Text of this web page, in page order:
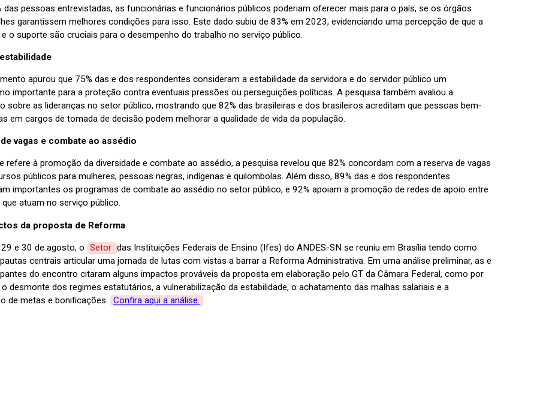
das pessoas entrevistadas, as funcionárias e funcionários públicos poderiam oferecer mais para o país, se os órgãos
garantissem melhores condições para isso. Este dado subiu de 83% em 2023, evidenciando uma percepção de que a
o suporte são cruciais para o desempenho do trabalho no serviço público.
apurou que 75% das e dos respondentes consideram a estabilidade da servidora e do servidor público um
importante para a proteção contra eventuais pressões ou perseguições políticas. A pesquisa também avaliou a
sobre as lideranças no setor público, mostrando que 82% das brasileiras e dos brasileiros acreditam que pessoas bem-
em cargos de tomada de decisão podem melhorar a qualidade de vida da população.
vagas e combate ao assédio
refere à promoção da diversidade e combate ao assédio, a pesquisa revelou que 82% concordam com a reserva de vagas
públicos para mulheres, pessoas negras, indígenas e quilombolas. Além disso, 89% das e dos respondentes
importantes os programas de combate ao assédio no setor público, e 92% apoiam a promoção de redes de apoio entre
atuam no serviço público.
da proposta de Reforma
29 e 30 de agosto, o Setor das Instituições Federais de Ensino (Ifes) do ANDES-SN se reuniu em Brasília tendo como
centrais articular uma jornada de lutas com vistas a barrar a Reforma Administrativa. Em uma análise preliminar, as e
do encontro citaram alguns impactos prováveis da proposta em elaboração pelo GT da Câmara Federal, como por
desmonte dos regimes estatutários, a vulnerabilização da estabilidade, o achatamento das malhas salariais e a
de metas e bonificações. Confira aqui a análise.